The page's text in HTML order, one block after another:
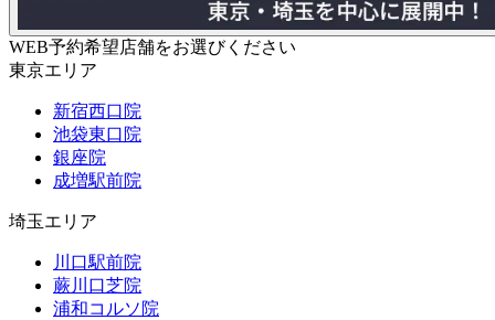
WEB予約希望店舗をお選びください
東京エリア
新宿西口院
池袋東口院
銀座院
成増駅前院
埼玉エリア
川口駅前院
蕨川口芝院
浦和コルソ院